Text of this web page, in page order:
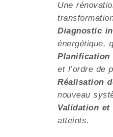
Une
Diagnostic
énergétique,
Planification
et l’ordre de
Réalisation
nouveau
Validation et
atteints.